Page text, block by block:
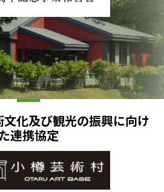
化及び観光の振興に向け
連携協定